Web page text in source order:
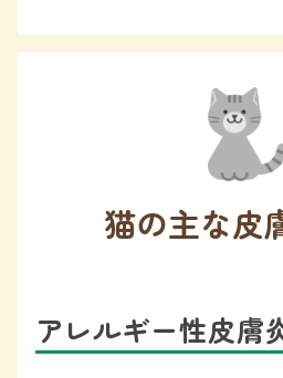
猫の主な皮
アレルギー性皮膚